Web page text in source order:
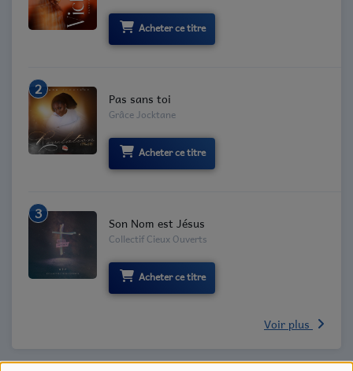
Acheter ce titre
2 Pas sans toi
Grâce Jocktane
Acheter ce titre
3 Son Nom est Jésus
Collectif Cieux Ouverts
Acheter ce titre
Voir plus